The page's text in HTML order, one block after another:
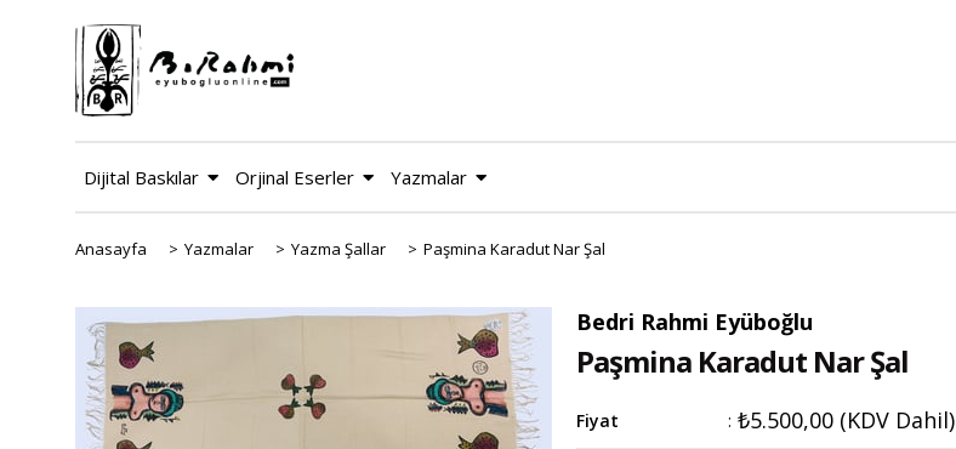
Dijital Baskılar Orjinal Eserler Yazmalar
Anasayfa > Yazmalar > Yazma Şallar > Paşmina Karadut Nar Şal
Bedri Rahmi Eyüboğlu
Paşmina Karadut Nar Şal
Fiyat : ₺5.500,00 (KDV Dahil)